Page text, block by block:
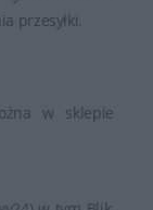
przesyłki.
w sklepie